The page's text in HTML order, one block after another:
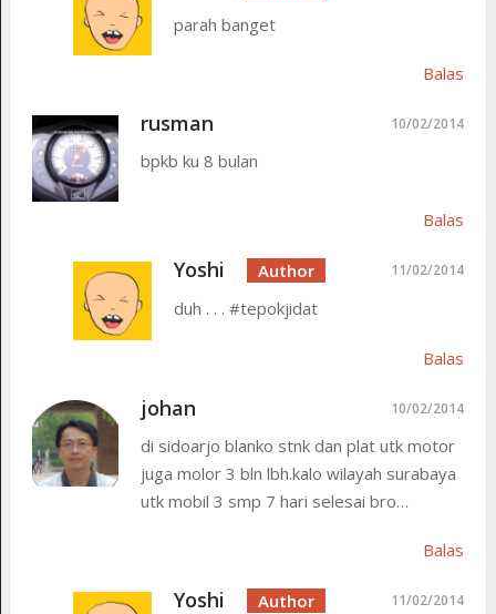
parah banget
Balas
rusman 10/02/2014
bpkb ku 8 bulan
Balas
Yoshi 11/02/2014
duh . . . #tepokjidat
Balas
johan 10/02/2014
di sidoarjo blanko stnk dan plat utk motor
juga molor 3 bln lbh.kalo wilayah surabaya
utk mobil 3 smp 7 hari selesai bro…
Balas
Yoshi 11/02/2014